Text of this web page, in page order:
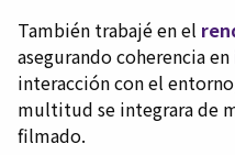
También trabajé en el
asegurando coherencia en
interacción con el
multitud se integrara de
filmado.